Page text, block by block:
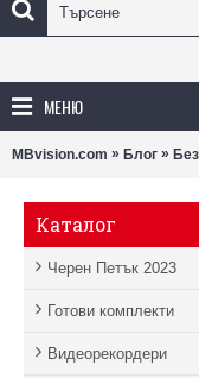
МЕНЮ
MBvision.com » Блог »
Каталог
Черен Петък 2023
Готови комплекти
Видеорекордери